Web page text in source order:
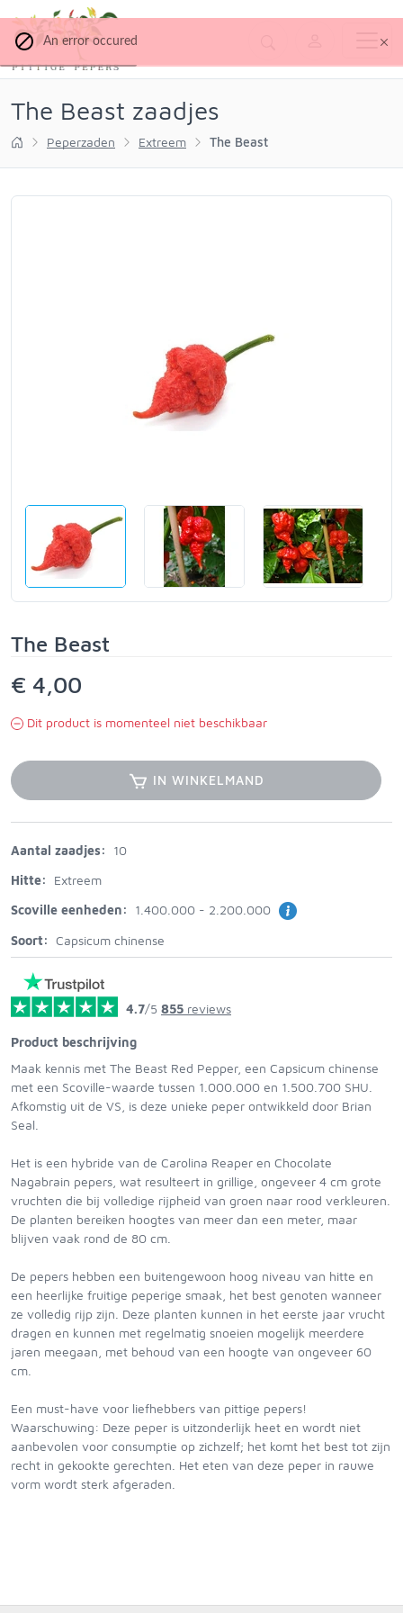
The Beast zaadjes
Peperzaden Extreem The Beast
The Beast
€ 4,00
Dit product is momenteel niet beschikbaar
IN WINKELMAND
Aantal zaadjes:
10
Hitte:
Extreem
Scoville eenheden:
1.400.000 - 2.200.000
Soort: Capsicum chinense
4.7/5 855 reviews
Product beschrijving
Maak kennis met The Beast Red Pepper, een Capsicum chinense
met een Scoville-waarde tussen 1.000.000 en 1.500.700 SHU.
Afkomstig uit de VS, is deze unieke peper ontwikkeld door Brian
Seal.
Het is een hybride van de Carolina Reaper en Chocolate
Nagabrain pepers, wat resulteert in grillige, ongeveer 4 cm grote
vruchten die bij volledige rijpheid van groen naar rood verkleuren.
De planten bereiken hoogtes van meer dan een meter, maar
blijven vaak rond de 80 cm.
De pepers hebben een buitengewoon hoog niveau van hitte en
een heerlijke fruitige peperige smaak, het best genoten wanneer
ze volledig rijp zijn. Deze planten kunnen in het eerste jaar vrucht
dragen en kunnen met regelmatig snoeien mogelijk meerdere
jaren meegaan, met behoud van een hoogte van ongeveer 60
cm.
Een must-have voor liefhebbers van pittige pepers!
Waarschuwing: Deze peper is uitzonderlijk heet en wordt niet
aanbevolen voor consumptie op zichzelf; het komt het best tot zijn
recht in gekookte gerechten. Het eten van deze peper in rauwe
vorm wordt sterk afgeraden.
An error occured